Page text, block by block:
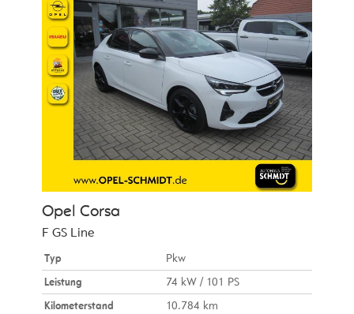
Opel Corsa
F GS Line
Typ
Pkw
Leistung
74 kW / 101 PS
Kilometerstand
10.784 km